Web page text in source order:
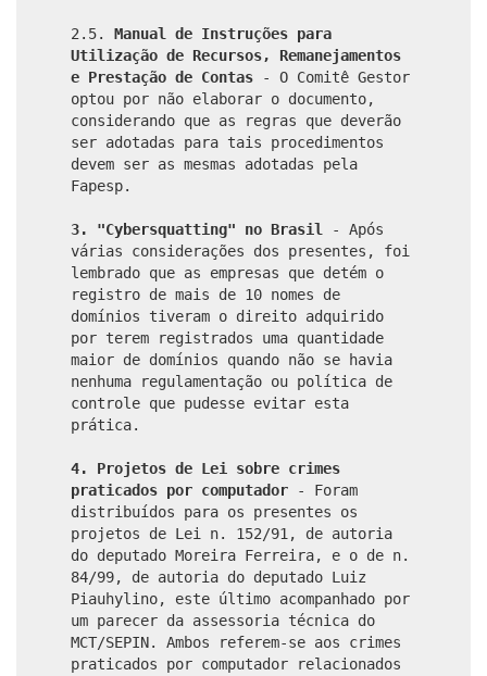
2.5.
Manual de Instruções para
Utilização de Recursos, Remanejamentos
e Prestação de Contas
- O Comitê Gestor
optou por não elaborar o documento,
considerando que as regras que deverão
ser adotadas para tais procedimentos
devem ser as mesmas adotadas pela
Fapesp.
3. "Cybersquatting" no Brasil
- Após
várias considerações dos presentes, foi
lembrado que as empresas que detém o
registro de mais de 10 nomes de
domínios tiveram o direito adquirido
por terem registrados uma quantidade
maior de domínios quando não se havia
nenhuma regulamentação ou política de
controle que pudesse evitar esta
prática.
4. Projetos de Lei sobre crimes
praticados por computador - Foram
distribuídos para os presentes os
projetos de Lei n. 152/91, de autoria
do deputado Moreira Ferreira, e o de n.
84/99, de autoria do deputado Luiz
Piauhylino, este último acompanhado por
um parecer da assessoria técnica do
MCT/SEPIN. Ambos referem-se aos crimes
praticados por computador relacionados